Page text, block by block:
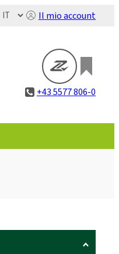
Il mio account
+43 5577 806-0